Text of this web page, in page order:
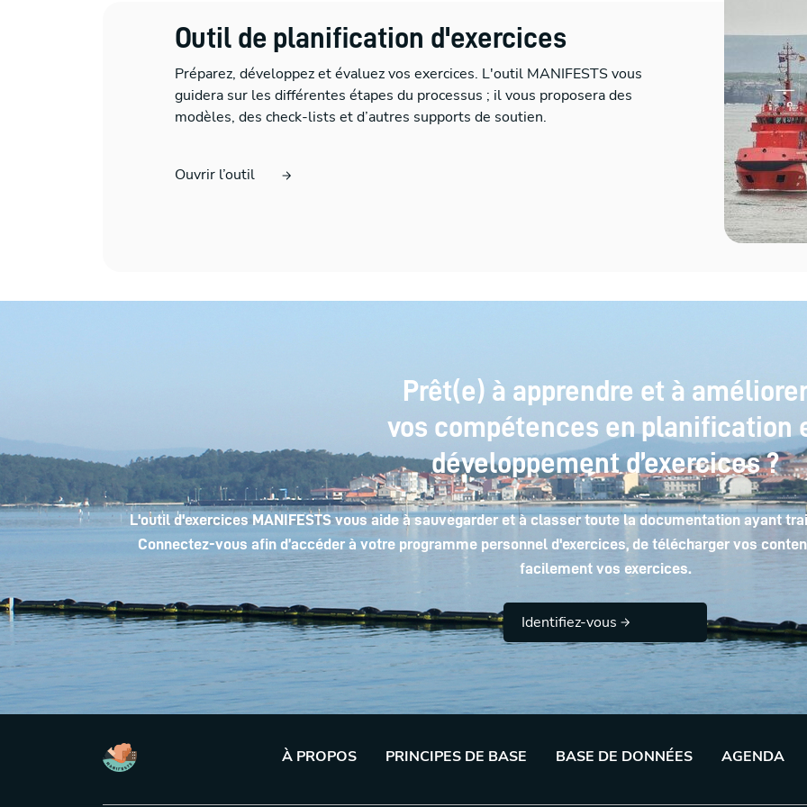
Outil de planification d'exercices
Préparez, développez et évaluez vos exercices. L'outil MANIFESTS vous
guidera sur les différentes étapes du processus ; il vous proposera des
modèles, des check-lists et d’autres supports de soutien.
Ouvrir l’outil
Prêt(e) à apprendre et à
vos compétences en planification
développement d’exercices ?
L'outil d'exercices MANIFESTS vous aide à sauvegarder et à classer toute la documentation ayant
Connectez-vous afin d’accéder à votre programme personnel d'exercices, de télécharger vos
facilement vos exercices.
Identifiez-vous
À PROPOS PRINCIPES DE BASE BASE DE DONNÉES AGENDA